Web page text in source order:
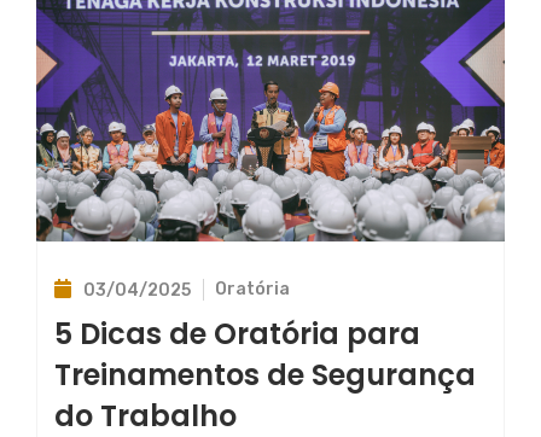
03/04/2025 Oratória
5 Dicas de Oratória para
Treinamentos de Segurança
do Trabalho